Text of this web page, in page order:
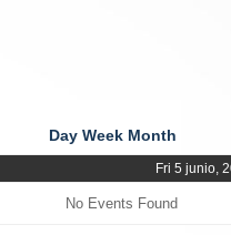
Day Week Month
Fri 5 junio,
No Events Found